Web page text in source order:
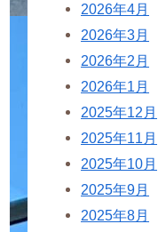
2026年4月
2026年3月
2026年2月
2026年1月
2025年12月
2025年11月
2025年10月
2025年9月
2025年8月